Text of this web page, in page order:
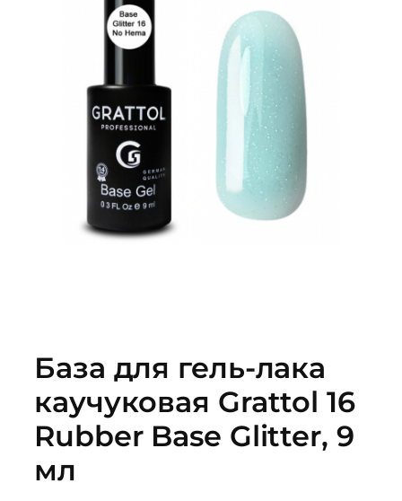
База для гель-лака
каучуковая Grattol 16
Rubber Base Glitter, 9
мл